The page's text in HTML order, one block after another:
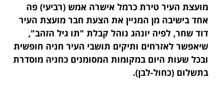
מועצת העיר טירת כרמל אישרה אמש (רביעי) פה
אחד בישיבה מן המניין את הצעת חבר מועצת העיר
דוד שחר, לפיה יונהג נוהל קבלת "תו גיל הזהב",
שיאפשר לאזרחים ותיקים תושבי העיר חניה חופשית
ובכל שעות היום במקומות המסומנים כחניה מוסדרת
בתשלום (כחול-לבן).